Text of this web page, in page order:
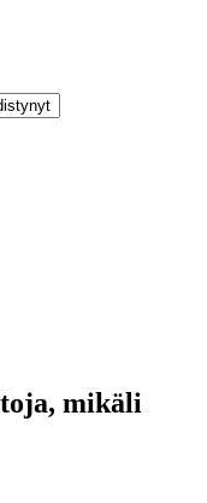
mikäli